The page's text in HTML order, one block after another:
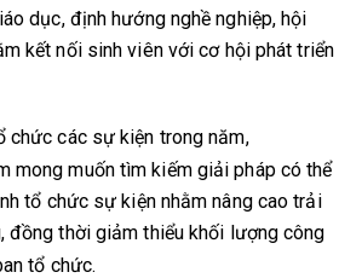
dục, định hướng nghề nghiệp, hội
kết nối sinh viên với cơ hội phát triển
chức các sự kiện trong năm,
mong muốn tìm kiếm giải pháp có thể
tổ chức sự kiện nhằm nâng cao trải
đồng thời giảm thiểu khối lượng công
tổ chức.